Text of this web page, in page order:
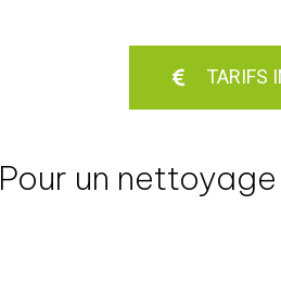
TARIFS
Pour un